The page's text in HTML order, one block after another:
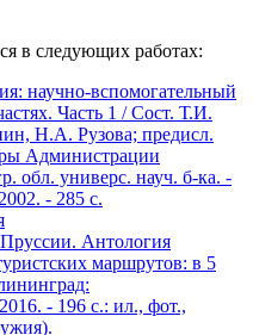
в следующих работах:
научно-вспомогательный
Часть 1 / Сост. Т.И.
Н.А. Рузова; предисл.
Администрации
обл. универс. науч. б-ка. -
- 285 с.
Антология
маршрутов: в 5
- 196 с.: ил., фот.,